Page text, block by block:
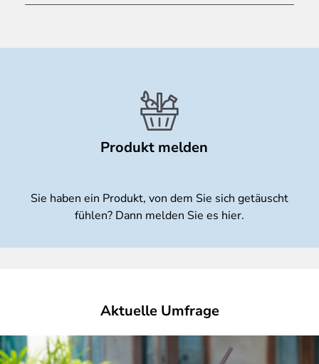
Produkt melden
Sie haben ein Produkt, von dem Sie sich getäuscht
fühlen? Dann melden Sie es hier.
Aktuelle Umfrage